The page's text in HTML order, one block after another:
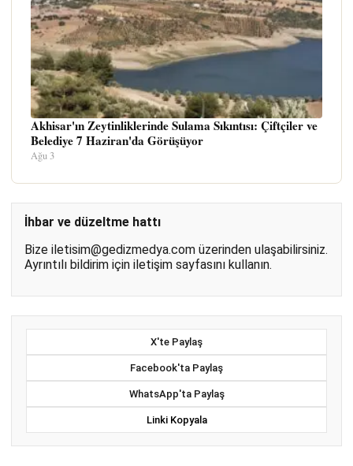
Akhisar'ın Zeytinliklerinde Sulama Sıkıntısı: Çiftçiler ve
Belediye 7 Haziran'da Görüşüyor
Ağu 3
İhbar ve düzeltme hattı
Bize iletisim@gedizmedya.com üzerinden ulaşabilirsiniz.
Ayrıntılı bildirim için iletişim sayfasını kullanın.
X'te Paylaş
Facebook'ta Paylaş
WhatsApp'ta Paylaş
Linki Kopyala